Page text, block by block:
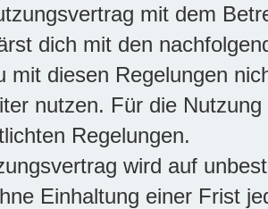
mit dem
dich mit den
mit diesen Regelungen
nutzen. Für die
Regelungen.
wird auf
Einhaltung einer Frist